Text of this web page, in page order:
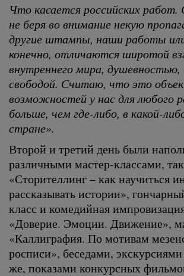
Что касается российских работ.
не беря во внимание некую
другие штампы, наши работы
конечно, отличаются широтой
внутреннего мира,
свободой. Считаю, что это
возможностей у нас для любого
больше, чем где-либо, в какой-
стране».
Второй и третий день были
различными мастер-классами,
«Сторителлинг – как научиться
рассказывать истории»,
класс и комедийная
«Доверие. Эмоции. Движение»,
«Каллиграфия. По мотивам
росписи», беседами,
же, показами конкурсных